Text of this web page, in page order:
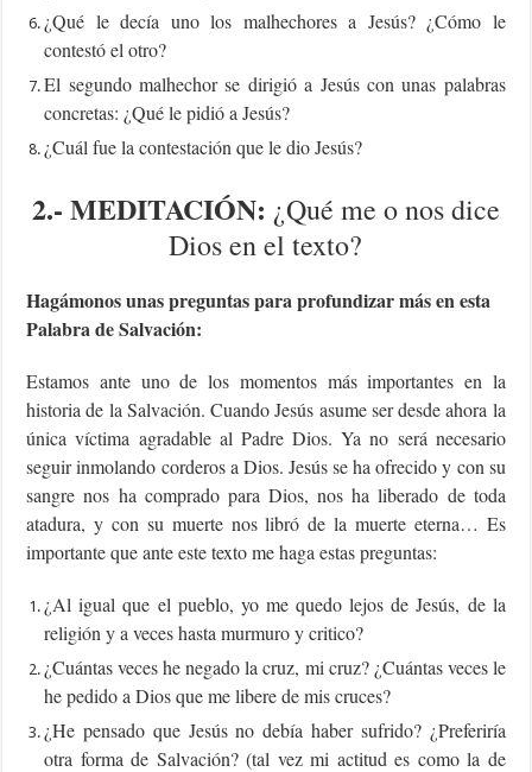
¿Qué le decía uno los malhechores a Jesús? ¿Cómo le
contestó el otro?
El segundo malhechor se dirigió a Jesús con unas palabras
concretas: ¿Qué le pidió a Jesús?
¿Cuál fue la contestación que le dio Jesús?
2.- MEDITACIÓN: ¿Qué me o nos dice
Dios en el texto?
Hagámonos unas preguntas para profundizar más en esta
Palabra de Salvación:
Estamos ante uno de los momentos más importantes en la
historia de la Salvación. Cuando Jesús asume ser desde ahora la
única víctima agradable al Padre Dios. Ya no será necesario
seguir inmolando corderos a Dios. Jesús se ha ofrecido y con su
sangre nos ha comprado para Dios, nos ha liberado de toda
atadura, y con su muerte nos libró de la muerte eterna… Es
importante que ante este texto me haga estas preguntas:
¿Al igual que el pueblo, yo me quedo lejos de Jesús, de la
religión y a veces hasta murmuro y critico?
¿Cuántas veces he negado la cruz, mi cruz? ¿Cuántas veces le
he pedido a Dios que me libere de mis cruces?
¿He pensado que Jesús no debía haber sufrido? ¿Preferiría
otra forma de Salvación? (tal vez mi actitud es como la de